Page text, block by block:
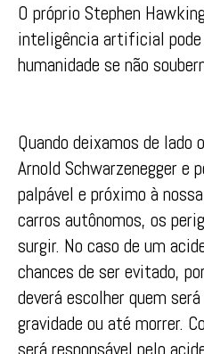
O próprio Stephen
inteligência artificial pode
humanidade se não
Quando deixamos de
Arnold Schwarzenegger e
palpável e próximo à
carros autônomos, os
surgir. No caso de um
chances de ser evitado,
deverá escolher quem
gravidade ou até morrer.
será responsável pelo